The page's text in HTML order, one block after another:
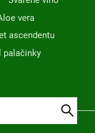
vera
ascendentu
palačinky